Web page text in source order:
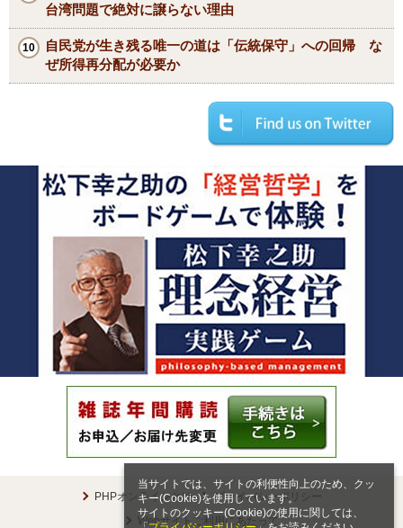
当サイトでは、サイトの利便性向上のため、クッ
キー(Cookie)を使用しています。
サイトのクッキー(Cookie)の使用に関しては、
台湾問題で絶対に譲らない理由
自民党が生き残る唯一の道は「伝統保守」への回帰 な
ぜ所得再分配が必要か
PHPオンラインとは
プライバシーポリシー
Webサイトご利用にあたって